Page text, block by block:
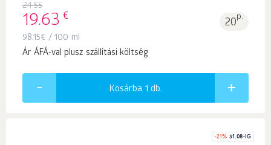
24.55
19.63 € 20p.
98.15€ / 100 ml
Ár ÁFÁ-val plusz szállítási költség
Kosárba 1 db.
-21% 31.08-IG